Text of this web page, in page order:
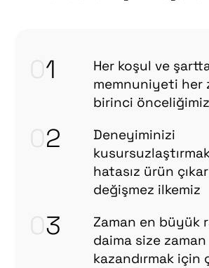
1
Her koşul ve
memnuniyeti her
birinci önceliğimiz
2
Deneyiminizi
hatasız ürün
değişmez ilkemiz
3
Zaman en büyük
daima size zaman
kazandırmak için